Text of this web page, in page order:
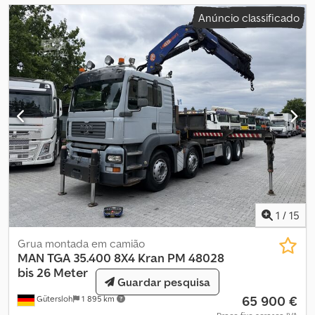
Máximo: / 19300 kg Dedpfezifdkox Afgskr 3,0 m / 12600 kg 3,90 m /
10500 kg 4,40 m / 8150 kg 6,80 m / 5600 kg 8,80 m / 4120 kg 10,80
m / 3120 kg 12,30 m / 2460 kg 15,00 m / 1920 kg 17,20 m / 1560 kg
20,00 m / 1310 kg 22,00 m / 1140 kg Altura do gancho:
aproximadamente 26 metros Exportação / preço líquido: 65.900
euros Todas as informações sujeitas a alterações, erros e
omissões.
Anúncio classificado
1 / 15
Gütersloh 1 895 km
Grua montada em camião
MAN TGA 35.400 8X4 Kran PM 48028
bis 26 Meter
65 900 €
Guardar pesquisa